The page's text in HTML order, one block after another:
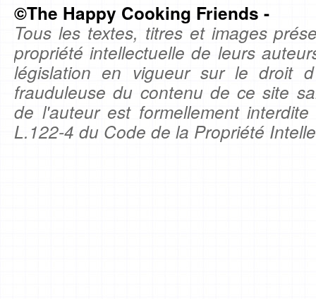
©The Happy Cooking Friends -
Tous les textes, titres et images
propriété intellectuelle de leurs
législation en vigueur sur le droit
frauduleuse du contenu de ce site
de l'auteur est formellement
L.122-4 du Code de la Propriété